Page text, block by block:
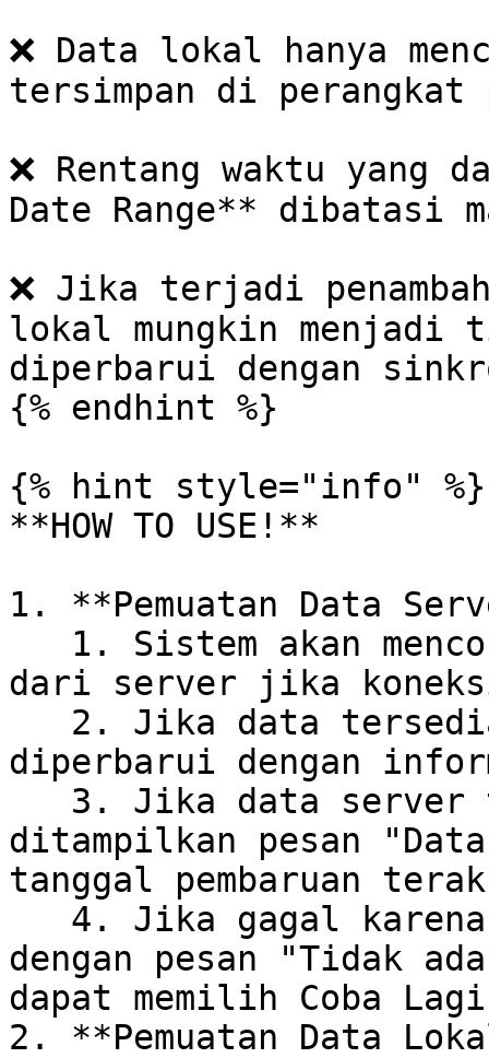
❌ Data lokal hanya
tersimpan di perangkat
❌ Rentang waktu
Date Range** dibatasi
❌ Jika terjadi
lokal mungkin menjadi
diperbarui dengan
{% endhint %}
{% hint style="info" %}
**HOW TO USE!**
1. **Pemuatan Data
dari server jika
diperbarui dengan
ditampilkan pesan
tanggal pembaruan
dengan pesan "Tidak
dapat memilih Coba
2. **Pemuatan Data